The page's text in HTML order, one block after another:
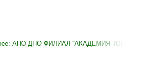
АНО ДПО ФИЛИАЛ “АКАДЕМИЯ ТОП